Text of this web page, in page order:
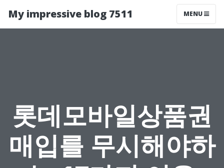
My impressive blog 7511 MENU
롯데모바일상품권
매입를 무시해야하